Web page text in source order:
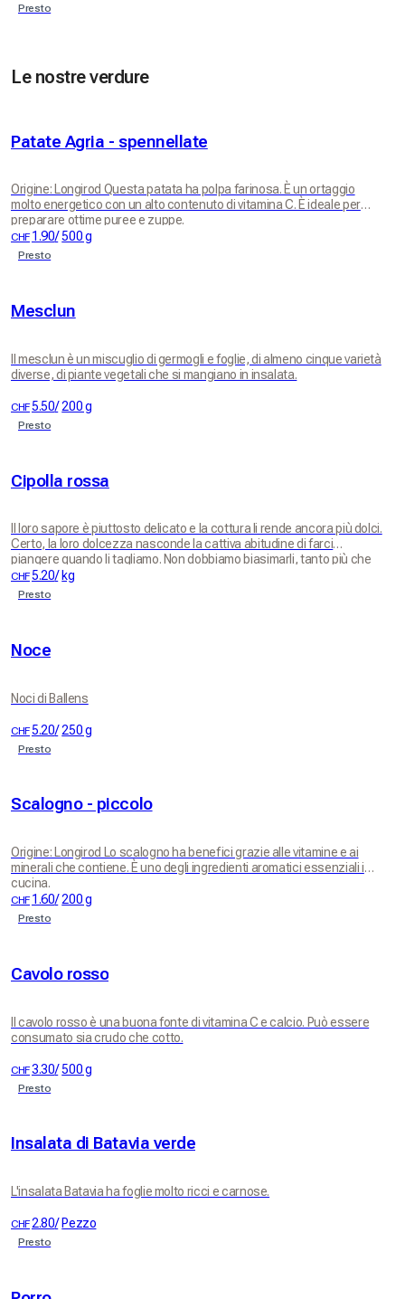
Presto
Le nostre verdure
Patate Agria - spennellate
Origine: Longirod Questa patata ha polpa farinosa. È un ortaggio
molto energetico con un alto contenuto di vitamina C. È ideale per
preparare ottime puree e zuppe.
CHF 1.90/ 500 g
Presto
Mesclun
Il mesclun è un miscuglio di germogli e foglie, di almeno cinque varietà
diverse, di piante vegetali che si mangiano in insalata.
CHF5.50/ 200 g
Presto
Cipolla rossa
Il loro sapore è piuttosto delicato e la cottura li rende ancora più dolci.
Certo, la loro dolcezza nasconde la cattiva abitudine di farci
piangere quando li tagliamo. Non dobbiamo biasimarli, tanto più che
continueranno ad essere le nostre cipolle preferite per la cucina
classica.
CHF5.20/ kg
Presto
Noce
Noci di Ballens
CHF5.20/ 250 g
Presto
Scalogno - piccolo
Origine: Longirod Lo scalogno ha benefici grazie alle vitamine e ai
minerali che contiene. È uno degli ingredienti aromatici essenziali in
cucina.
CHF 1.60/ 200 g
Presto
Cavolo rosso
Il cavolo rosso è una buona fonte di vitamina C e calcio. Può essere
consumato sia crudo che cotto.
CHF3.30/ 500 g
Presto
Insalata di Batavia verde
L'insalata Batavia ha foglie molto ricci e carnose.
CHF 2.80/ Pezzo
Presto